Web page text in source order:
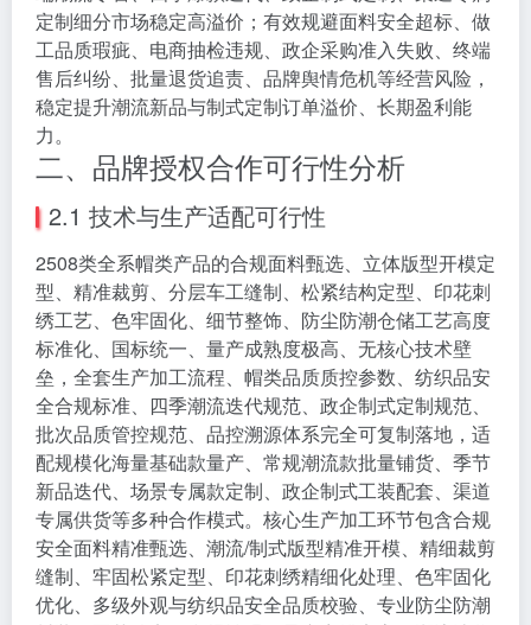
定制细分市场稳定高溢价；有效规避面料安全超标、做
工品质瑕疵、电商抽检违规、政企采购准入失败、终端
售后纠纷、批量退货追责、品牌舆情危机等经营风险，
稳定提升潮流新品与制式定制订单溢价、长期盈利能
力。
二、品牌授权合作可行性分析
2.1 技术与生产适配可行性
2508类全系帽类产品的合规面料甄选、立体版型开模定
型、精准裁剪、分层车工缝制、松紧结构定型、印花刺
绣工艺、色牢固化、细节整饰、防尘防潮仓储工艺高度
标准化、国标统一、量产成熟度极高、无核心技术壁
垒，全套生产加工流程、帽类品质质控参数、纺织品安
全合规标准、四季潮流迭代规范、政企制式定制规范、
批次品质管控规范、品控溯源体系完全可复制落地，适
配规模化海量基础款量产、常规潮流款批量铺货、季节
新品迭代、场景专属款定制、政企制式工装配套、渠道
专属供货等多种合作模式。核心生产加工环节包含合规
安全面料精准甄选、潮流/制式版型精准开模、精细裁剪
缝制、牢固松紧定型、印花刺绣精细化处理、色牢固化
优化、多级外观与纺织品安全品质校验、专业防尘防潮